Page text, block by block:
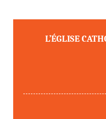
L’ÉGLISE